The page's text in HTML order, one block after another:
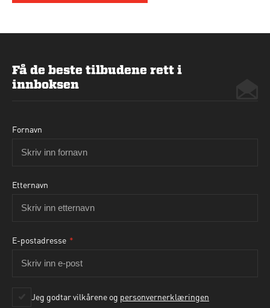
Få de beste tilbudene rett i
innboksen
Fornavn
Etternavn
E-postadresse *
Jeg godtar vilkårene og personvernerklæringen